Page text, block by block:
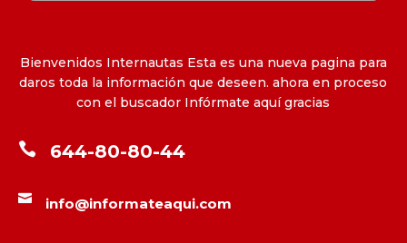
Bienvenidos Internautas Esta es una nueva pagina para
daros toda la información que deseen. ahora en proceso
con el buscador Infórmate aquí gracias
 644-80-80-44
 info@informateaqui.com